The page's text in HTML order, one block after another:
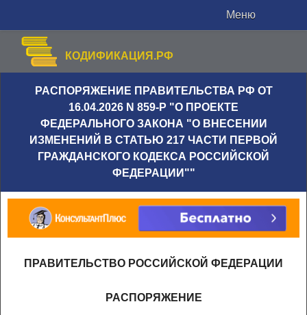
Меню
КОДИФИКАЦИЯ.РФ
РАСПОРЯЖЕНИЕ ПРАВИТЕЛЬСТВА РФ ОТ
16.04.2026 N 859-Р "О ПРОЕКТЕ
ФЕДЕРАЛЬНОГО ЗАКОНА "О ВНЕСЕНИИ
ИЗМЕНЕНИЙ В СТАТЬЮ 217 ЧАСТИ ПЕРВОЙ
ГРАЖДАНСКОГО КОДЕКСА РОССИЙСКОЙ
ФЕДЕРАЦИИ""
ПРАВИТЕЛЬСТВО РОССИЙСКОЙ ФЕДЕРАЦИИ
РАСПОРЯЖЕНИЕ